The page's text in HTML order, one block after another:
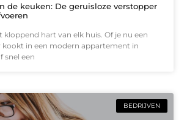
de keuken: De geruisloze verstopper
kloppend hart van elk huis. Of je nu een
kookt in een modern appartement in
snel een
BEDRIJVEN